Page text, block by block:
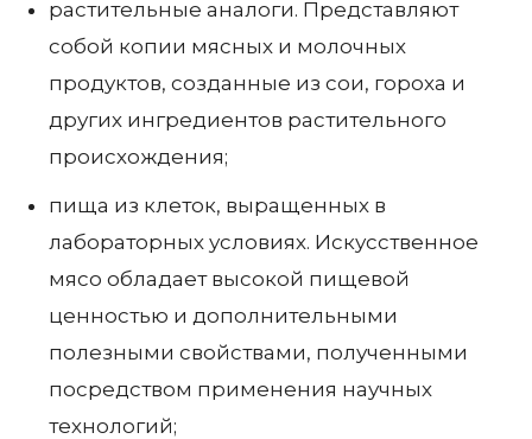
растительные аналоги. Представляют
собой копии мясных и молочных
продуктов, созданные из сои, гороха и
других ингредиентов растительного
происхождения;
пища из клеток, выращенных в
лабораторных условиях. Искусственное
мясо обладает высокой пищевой
ценностью и дополнительными
полезными свойствами, полученными
посредством применения научных
технологий;